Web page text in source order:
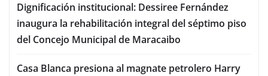
Dignificación institucional: Dessiree Fernández
inaugura la rehabilitación integral del séptimo piso
del Concejo Municipal de Maracaibo
Casa Blanca presiona al magnate petrolero Harry